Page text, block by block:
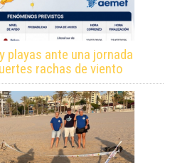
playas ante una jornada
rachas de viento